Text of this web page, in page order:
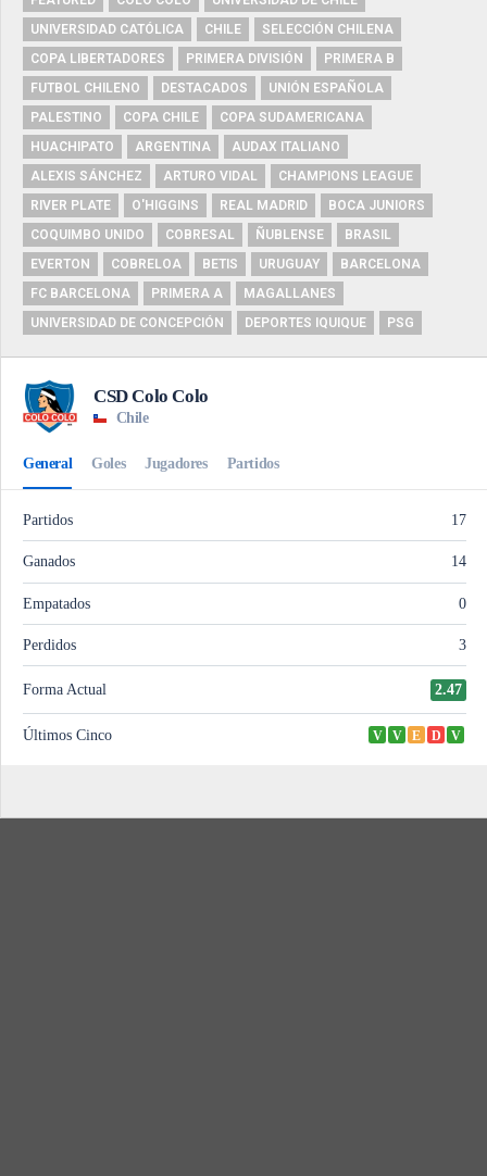
UNIVERSIDAD CATÓLICA
CHILE
SELECCIÓN CHILENA
COPA LIBERTADORES
PRIMERA DIVISIÓN
PRIMERA B
FUTBOL CHILENO
DESTACADOS
UNIÓN ESPAÑOLA
PALESTINO
COPA CHILE
COPA SUDAMERICANA
HUACHIPATO
ARGENTINA
AUDAX ITALIANO
ALEXIS SÁNCHEZ
ARTURO VIDAL
CHAMPIONS LEAGUE
RIVER PLATE
O'HIGGINS REAL MADRID
BOCA JUNIORS
COQUIMBO UNIDO
COBRESAL ÑUBLENSE
BRASIL
EVERTON
COBRELOA BETIS URUGUAY
BARCELONA
FC BARCELONA
PRIMERA A
MAGALLANES
UNIVERSIDAD DE CONCEPCIÓN
DEPORTES IQUIQUE PSG